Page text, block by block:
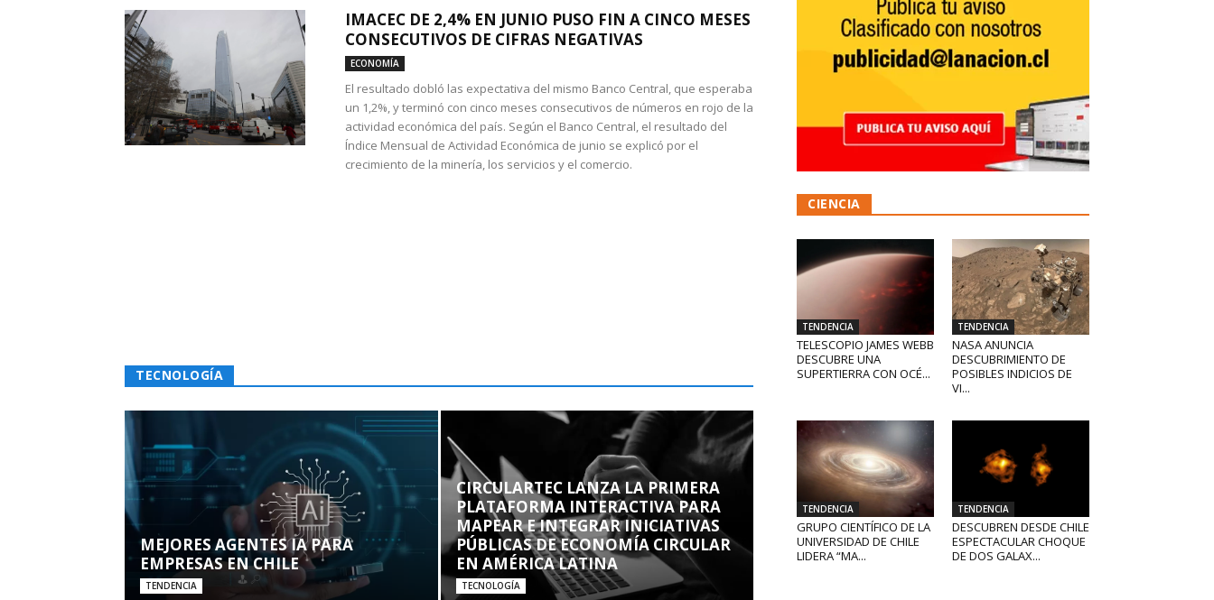
IMACEC DE 2,4% EN JUNIO PUSO FIN A CINCO MESES
CONSECUTIVOS DE CIFRAS NEGATIVAS
ECONOMÍA
El resultado dobló las expectativa del mismo Banco Central, que esperaba
un 1,2%, y terminó con cinco meses consecutivos de números en rojo de la
actividad económica del país. Según el Banco Central, el resultado del
Índice Mensual de Actividad Económica de junio se explicó por el
crecimiento de la minería, los servicios y el comercio.
TECNOLOGÍA
MEJORES AGENTES IA PARA
EMPRESAS EN CHILE
TENDENCIA
CIRCULARTEC LANZA LA PRIMERA
PLATAFORMA INTERACTIVA PARA
MAPEAR E INTEGRAR INICIATIVAS
PÚBLICAS DE ECONOMÍA CIRCULAR
EN AMÉRICA LATINA
TECNOLOGÍA
CIENCIA
TENDENCIA
TELESCOPIO JAMES WEBB
DESCUBRE UNA
SUPERTIERRA CON OCÉ...
TENDENCIA
NASA ANUNCIA
DESCUBRIMIENTO DE
POSIBLES INDICIOS DE
VI...
TENDENCIA
GRUPO CIENTÍFICO DE LA
UNIVERSIDAD DE CHILE
LIDERA “MA...
TENDENCIA
DESCUBREN DESDE CHILE
ESPECTACULAR CHOQUE
DE DOS GALAX...